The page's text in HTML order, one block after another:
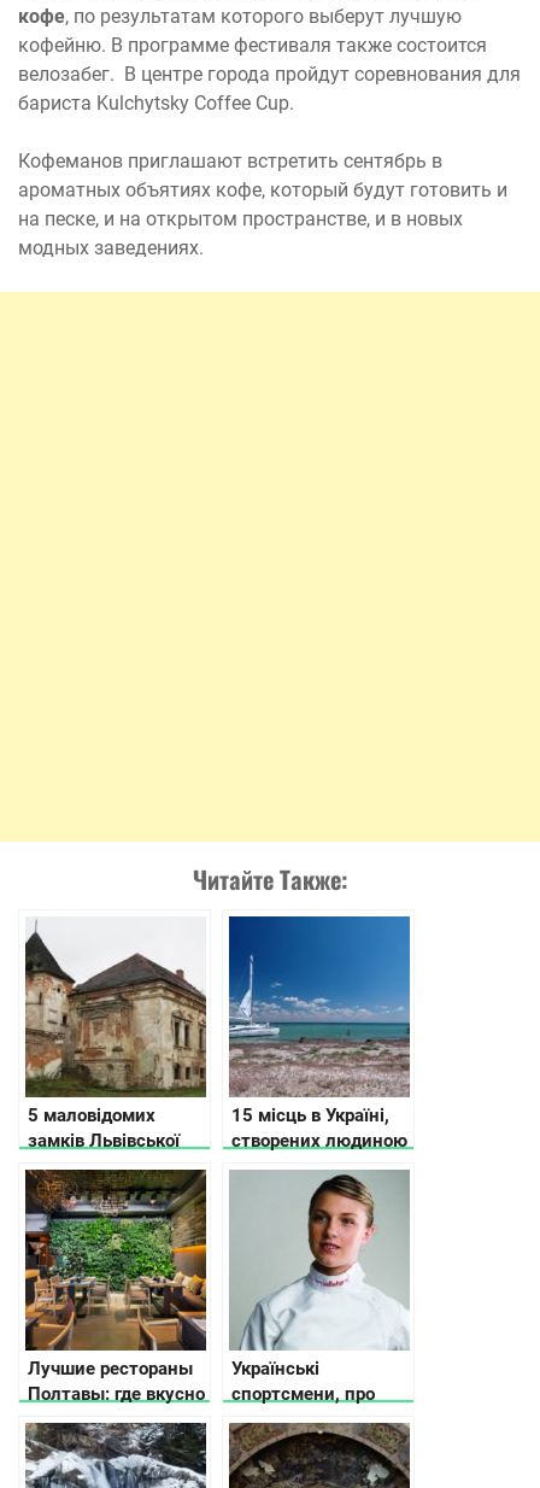
кофе, по результатам которого выберут лучшую
кофейню. В программе фестиваля также состоится
велозабег. В центре города пройдут соревнования для
бариста Kulchytsky Coffee Cup.
Кофеманов приглашают встретить сентябрь в
ароматных объятиях кофе, который будут готовить и
на песке, и на открытом пространстве, и в новых
модных заведениях.
Читайте Также:
5 маловідомих
замків Львівської
області, про які вам
не розповість гід
15 місць в Україні,
створених людиною
та природою, які вам
точно сподобаються
Лучшие рестораны
Полтавы: где вкусно
поесть
Українські
спортсмени, про
яких говорить весь
світ